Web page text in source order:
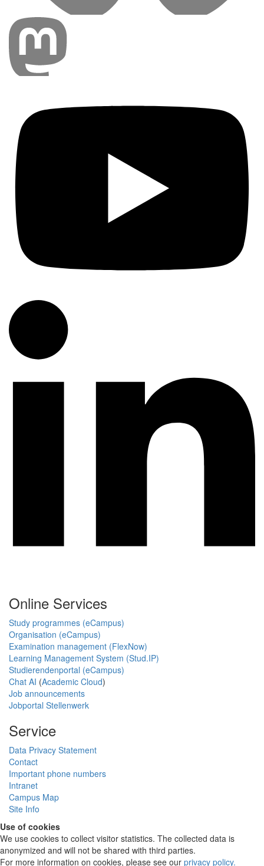
Online Services
Study programmes (eCampus)
Organisation (eCampus)
Examination management (FlexNow)
Learning Management System (Stud.IP)
Studierendenportal (eCampus)
Chat AI (Academic Cloud)
Job announcements
Jobportal Stellenwerk
Service
Data Privacy Statement
Contact
Important phone numbers
Intranet
Campus Map
Site Info
Use of cookies
We use cookies to collect visitor statistics. The collected data is
anonymized and will not be shared with third parties.
For more information on cookies, please see our privacy policy.